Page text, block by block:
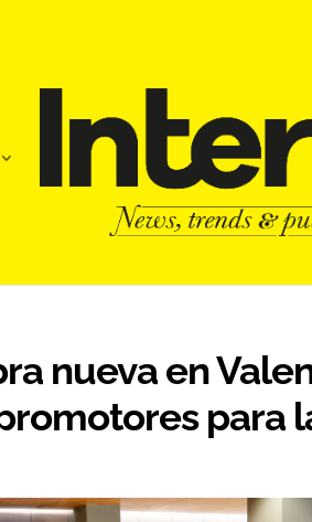
nueva en
para